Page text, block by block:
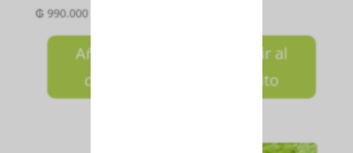
₲990.000
Añadir al
carrito
Añadir al
carrito